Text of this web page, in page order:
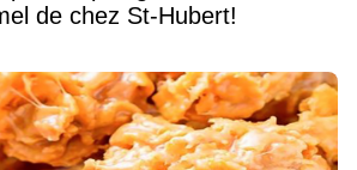
de chez St-Hubert!